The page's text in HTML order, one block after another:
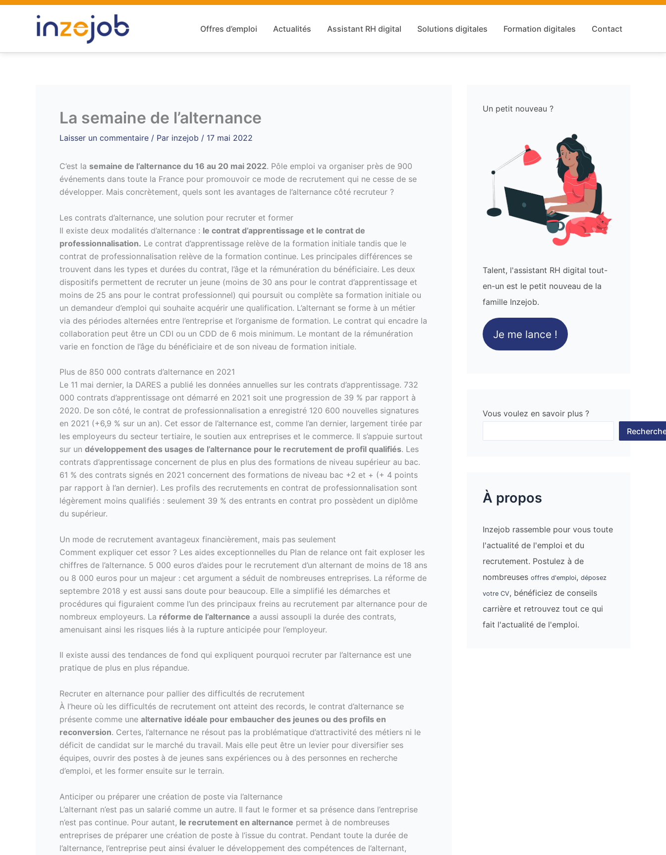
Aller
Offres d’emploi Actualités Assistant RH digital Solutions digitales Formation digitales Contact
La semaine de l’alternance
Laisser un commentaire / Par inzejob / 17 mai 2022
C’est la semaine de l’alternance du 16 au 20 mai 2022. Pôle emploi va organiser près de 900
événements dans toute la France pour promouvoir ce mode de recrutement qui ne cesse de se
développer. Mais concrètement, quels sont les avantages de l’alternance côté recruteur ?
Les contrats d’alternance, une solution pour recruter et former
Il existe deux modalités d’alternance : le contrat d’apprentissage et le contrat de
professionnalisation. Le contrat d’apprentissage relève de la formation initiale tandis que le
contrat de professionnalisation relève de la formation continue. Les principales différences se
trouvent dans les types et durées du contrat, l’âge et la rémunération du bénéficiaire. Les deux
dispositifs permettent de recruter un jeune (moins de 30 ans pour le contrat d’apprentissage et
moins de 25 ans pour le contrat professionnel) qui poursuit ou complète sa formation initiale ou
un demandeur d’emploi qui souhaite acquérir une qualification. L’alternant se forme à un métier
via des périodes alternées entre l’entreprise et l’organisme de formation. Le contrat qui encadre la
collaboration peut être un CDI ou un CDD de 6 mois minimum. Le montant de la rémunération
varie en fonction de l’âge du bénéficiaire et de son niveau de formation initiale.
Plus de 850 000 contrats d’alternance en 2021
Le 11 mai dernier, la DARES a publié les données annuelles sur les contrats d’apprentissage. 732
000 contrats d’apprentissage ont démarré en 2021 soit une progression de 39 % par rapport à
2020. De son côté, le contrat de professionnalisation a enregistré 120 600 nouvelles signatures
en 2021 (+6,9 % sur un an). Cet essor de l’alternance est, comme l’an dernier, largement tirée par
les employeurs du secteur tertiaire, le soutien aux entreprises et le commerce. Il s’appuie surtout
sur un développement des usages de l’alternance pour le recrutement de profil qualifiés. Les
contrats d’apprentissage concernent de plus en plus des formations de niveau supérieur au bac.
61 % des contrats signés en 2021 concernent des formations de niveau bac +2 et + (+ 4 points
par rapport à l’an dernier). Les profils des recrutements en contrat de professionnalisation sont
légèrement moins qualifiés : seulement 39 % des entrants en contrat pro possèdent un diplôme
du supérieur.
Un mode de recrutement avantageux financièrement, mais pas seulement
Comment expliquer cet essor ? Les aides exceptionnelles du Plan de relance ont fait exploser les
chiffres de l’alternance. 5 000 euros d’aides pour le recrutement d’un alternant de moins de 18 ans
ou 8 000 euros pour un majeur : cet argument a séduit de nombreuses entreprises. La réforme de
septembre 2018 y est aussi sans doute pour beaucoup. Elle a simplifié les démarches et
procédures qui figuraient comme l’un des principaux freins au recrutement par alternance pour de
nombreux employeurs. La réforme de l’alternance a aussi assoupli la durée des contrats,
amenuisant ainsi les risques liés à la rupture anticipée pour l’employeur.
Il existe aussi des tendances de fond qui expliquent pourquoi recruter par l’alternance est une
pratique de plus en plus répandue.
Recruter en alternance pour pallier des difficultés de recrutement
À l’heure où les difficultés de recrutement ont atteint des records, le contrat d’alternance se
présente comme une alternative idéale pour embaucher des jeunes ou des profils en
reconversion. Certes, l’alternance ne résout pas la problématique d’attractivité des métiers ni le
déficit de candidat sur le marché du travail. Mais elle peut être un levier pour diversifier ses
équipes, ouvrir des postes à de jeunes sans expériences ou à des personnes en recherche
d’emploi, et les former ensuite sur le terrain.
Anticiper ou préparer une création de poste via l’alternance
L’alternant n’est pas un salarié comme un autre. Il faut le former et sa présence dans l’entreprise
n’est pas continue. Pour autant, le recrutement en alternance permet à de nombreuses
entreprises de préparer une création de poste à l’issue du contrat. Pendant toute la durée de
l’alternance, l’entreprise peut ainsi évaluer le développement des compétences de l’alternant,
Un petit nouveau ?
Talent, l'assistant RH digital tout-
en-un est le petit nouveau de la
famille Inzejob.
Je me lance !
Vous voulez en savoir plus ?
À propos
Inzejob rassemble pour vous toute
l'actualité de l'emploi et du
recrutement. Postulez à de
nombreuses offres d'emploi, déposez
votre CV, bénéficiez de conseils
carrière et retrouvez tout ce qui
fait l'actualité de l'emploi.